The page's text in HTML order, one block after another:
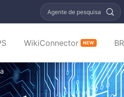
Agente de pesquisa
WikiConnector NEW